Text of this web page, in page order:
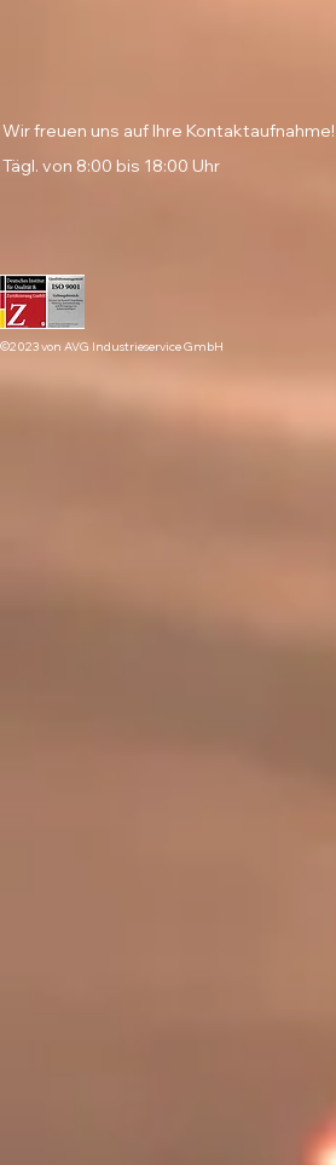
Wir freuen uns auf Ihre Kontaktaufnahme!
Tägl. von 8:00 bis 18:00 Uhr
©2023 von AVG Industrieservice GmbH